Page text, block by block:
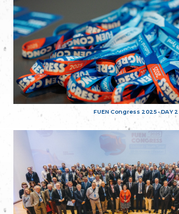
FUEN Congress 2025 - DAY 2